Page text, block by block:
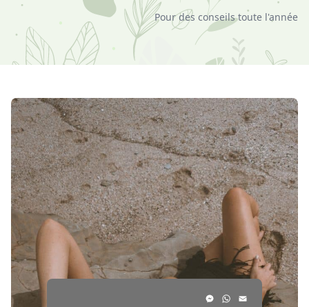
Pour des conseils toute l'année
Messenger
WhatsApp
Email